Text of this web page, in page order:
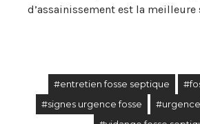
d’assainissement est la
#entretien fosse septique
#signes urgence fosse